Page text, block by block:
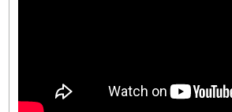
Değerlendirme &